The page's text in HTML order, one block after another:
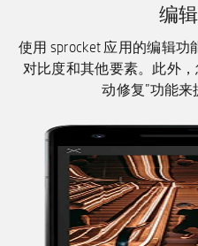
编
使用 sprocket 应用的编辑功
对比度和其他要素。此外
动修复”功能来